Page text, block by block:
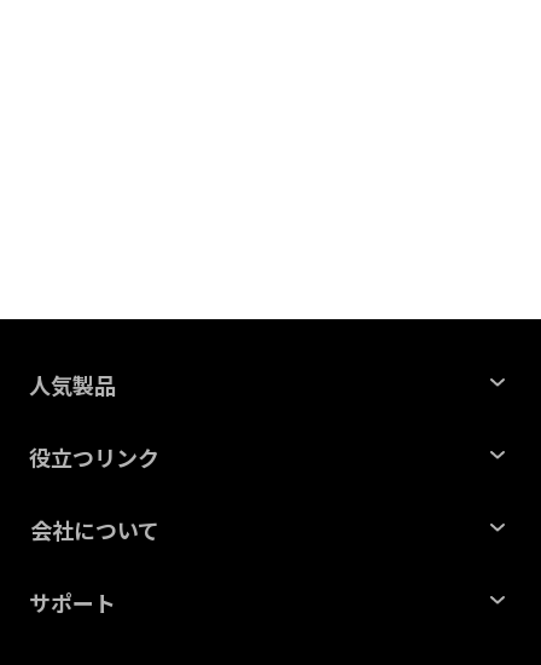
人気製品
Windows データ復元
ファイル修復
パーティション管理ツール
役立つリンク
記事一覧
SDカード復元
会社について
会社概要
サポート